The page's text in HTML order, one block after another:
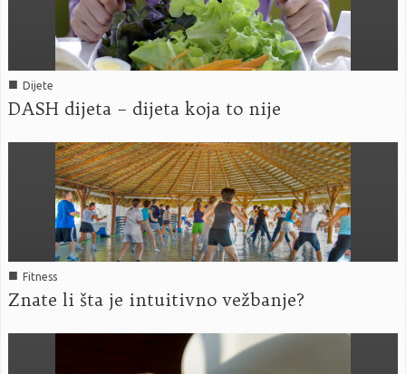
■ Dijete
DASH dijeta – dijeta koja to nije
■ Fitness
Znate li šta je intuitivno vežbanje?